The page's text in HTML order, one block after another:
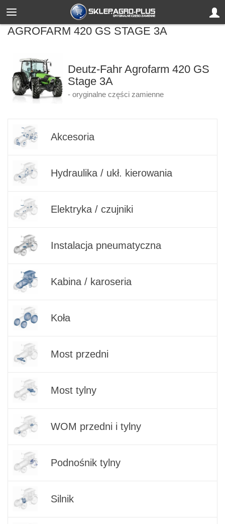
AGROFARM 420 GS STAGE 3A
Deutz-Fahr Agrofarm 420 GS
Stage 3A
- oryginalne części zamienne
Akcesoria
Hydraulika / ukł. kierowania
Elektryka / czujniki
Instalacja pneumatyczna
Kabina / karoseria
Koła
Most przedni
Most tylny
WOM przedni i tylny
Podnośnik tylny
Silnik